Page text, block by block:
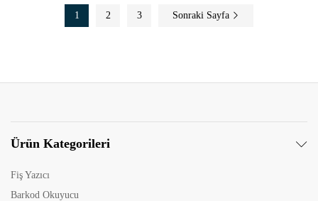
1 2 3 Sonraki Sayfa
Ürün Kategorileri
Fiş Yazıcı
Barkod Okuyucu